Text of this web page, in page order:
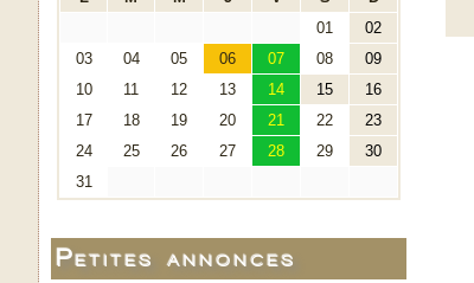
Petites annonces